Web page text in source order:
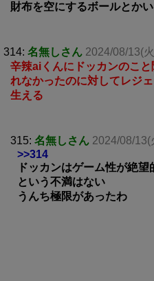
財布を空にするボールとか
314: 名無しさん 2024/08/13(
辛辣aiくんにドッカンのこ
れなかったのに対してレジ
生える
315: 名無しさん 2024/08/13(
>>314
ドッカンはゲーム性が絶
という不満はない
うんち極限があったわ